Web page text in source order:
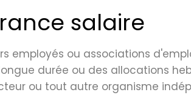
salaire
ou associations
durée ou des allocations
ou tout autre organisme